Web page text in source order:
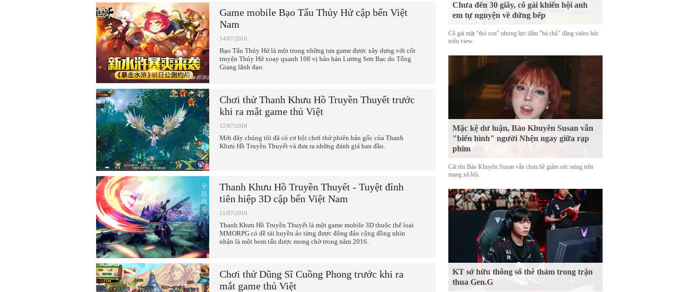
Game mobile Bạo Tẩu Thủy Hử cập bến Việt
Nam
14/07/2016
Bạo Tẩu Thủy Hử là một trong những tựa game được xây dựng với cốt
truyện Thủy Hử xoay quanh 108 vị hảo hán Lương Sơn Bạc do Tống
Giang lãnh đạo.
Chơi thử Thanh Khưu Hồ Truyền Thuyết trước
khi ra mắt game thủ Việt
12/07/2016
Mới đây chúng tôi đã có cơ hội chơi thử phiên bản gốc của Thanh
Khưu Hồ Truyền Thuyết và đưa ra những đánh giá ban đầu.
Thanh Khưu Hồ Truyền Thuyết - Tuyệt đỉnh
tiên hiệp 3D cập bến Việt Nam
11/07/2016
Thanh Khưu Hồ Truyền Thuyết là một game mobile 3D thuộc thể loại
MMORPG có đề tài huyền ảo từng được đông đảo cộng đồng nhìn
nhận là một bom tấn được mong chờ trong năm 2016.
Chơi thử Dũng Sĩ Cuồng Phong trước khi ra
mắt game thủ Việt
Chưa đến 30 giây, cô gái khiến hội anh
em tự nguyện về đứng bếp
Cô gái mặt "thỏ con" nhưng lực đấm "bá chủ" đăng video hút
triệu view.
Mặc kệ dư luận, Bảo Khuyên Susan vẫn
"biến hình" người Nhện ngay giữa rạp
phim
Cái tên Bảo Khuyên Susan vẫn chưa hề giảm sức nóng trên
mạng xã hội.
KT sở hữu thông số thê thảm trong trận
thua Gen.G